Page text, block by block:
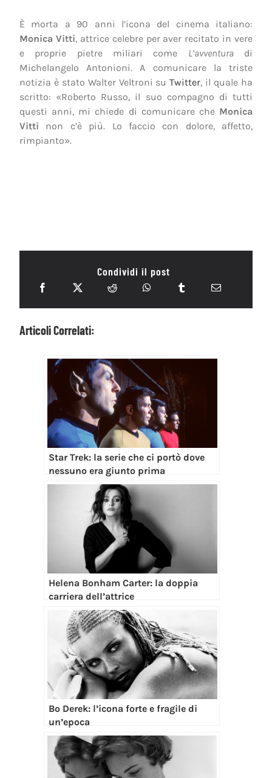
È morta a 90 anni l’icona del cinema italiano:
Monica Vitti, attrice celebre per aver recitato in vere
e proprie pietre miliari come L’avventuradi
Michelangelo Antonioni. A comunicare la triste
notizia è stato Walter Veltroni suTwitter, il quale ha
scritto: «Roberto Russo, il suo compagno di tutti
questi anni, mi chiede di comunicare che Monica
Vitti non c’è più. Lo faccio con dolore, affetto,
rimpianto».
Condividi il post
Articoli Correlati:
Star Trek: la serie che ci portò dove
nessuno era giunto prima
Helena Bonham Carter: la doppia
carriera dell’attrice
Bo Derek: l’icona forte e fragile di
un’epoca